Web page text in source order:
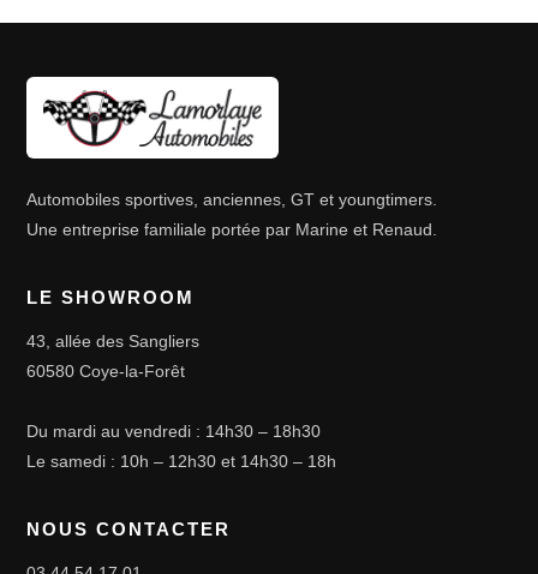
Automobiles sportives, anciennes, GT et youngtimers.
Une entreprise familiale portée par Marine et Renaud.
LE SHOWROOM
43, allée des Sangliers
60580 Coye-la-Forêt
Du mardi au vendredi : 14h30 – 18h30
Le samedi : 10h – 12h30 et 14h30 – 18h
NOUS CONTACTER